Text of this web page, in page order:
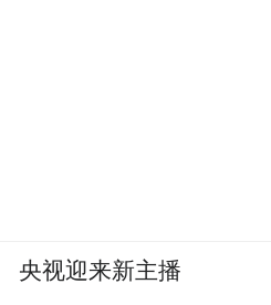
央视迎来新主播